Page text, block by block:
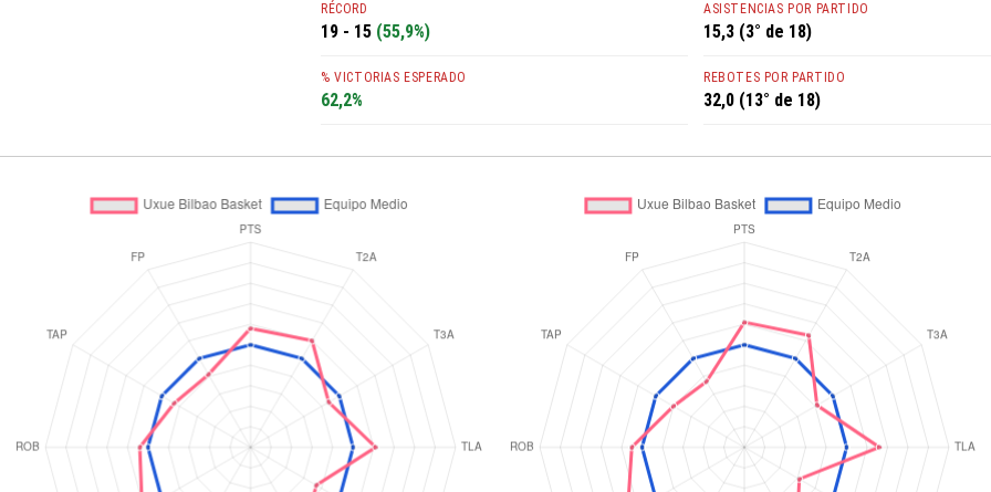
RÉCORD
19 - 15 (55,9%)
% VICTORIAS ESPERADO
62,2%
ASISTENCIAS POR PARTIDO
15,3 (3° de 18)
REBOTES POR PARTIDO
32,0 (13° de 18)